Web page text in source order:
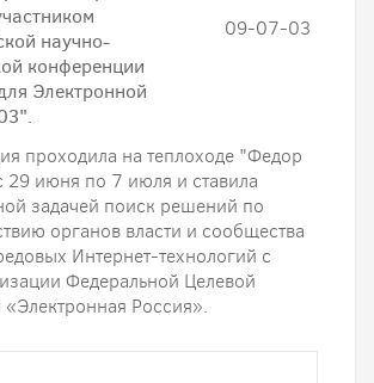
научно-
конференции
Электронной
09-07-03
проходила на теплоходе "Федор
июня по 7 июля и ставила
задачей поиск решений по
органов власти и сообщества
Интернет-технологий с
Федеральной Целевой
Россия».